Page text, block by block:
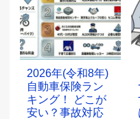
2026年(令和8年)
自動車保険ラン
キング！ どこが
安い？事故対応